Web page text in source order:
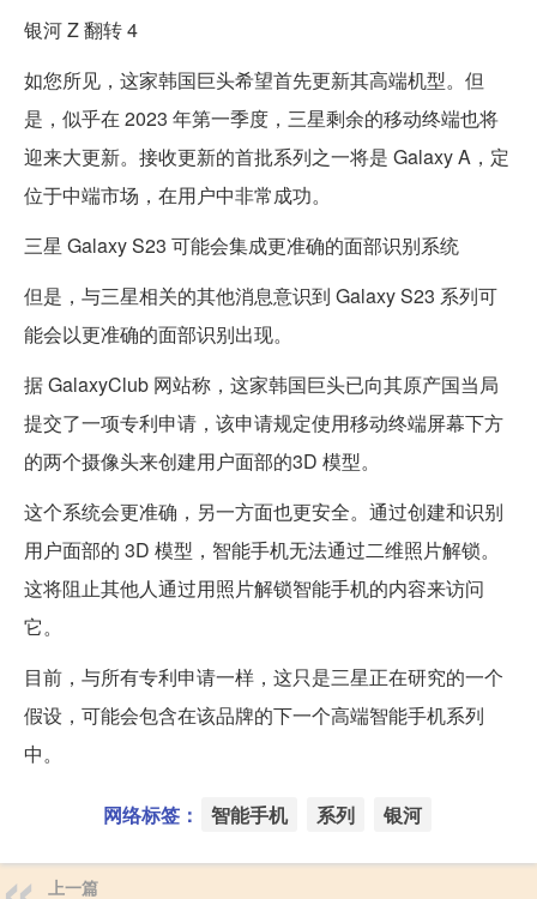
银河 Z 翻转 4
如您所见，这家韩国巨头希望首先更新其高端机型。但
是，似乎在 2023 年第一季度，三星剩余的移动终端也将
迎来大更新。接收更新的首批系列之一将是 Galaxy A，定
位于中端市场，在用户中非常成功。
三星 Galaxy S23 可能会集成更准确的面部识别系统
但是，与三星相关的其他消息意识到 Galaxy S23 系列可
能会以更准确的面部识别出现。
据 GalaxyClub 网站称，这家韩国巨头已向其原产国当局
提交了一项专利申请，该申请规定使用移动终端屏幕下方
的两个摄像头来创建用户面部的3D 模型。
这个系统会更准确，另一方面也更安全。通过创建和识别
用户面部的 3D 模型，智能手机无法通过二维照片解锁。
这将阻止其他人通过用照片解锁智能手机的内容来访问
它。
目前，与所有专利申请一样，这只是三星正在研究的一个
假设，可能会包含在该品牌的下一个高端智能手机系列
中。
网络标签： 智能手机 系列 银河
上一篇